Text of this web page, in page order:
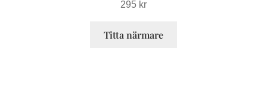
295 kr
Titta närmare